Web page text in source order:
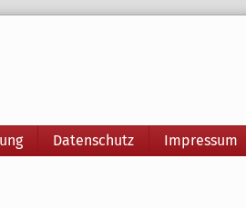
Datenschutz Impressum